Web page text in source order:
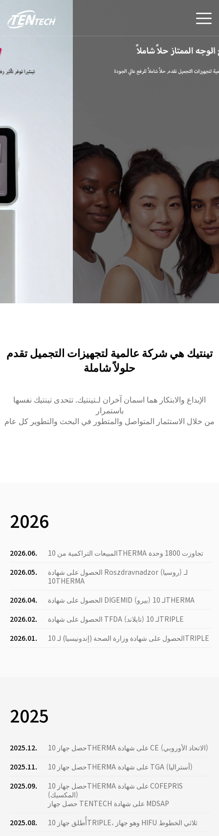
تينتيك هي شركة عالمية لتجهيزات التجميل تقدم
حلولاً شاملة
الإبداع والابتكار هما اسمان آخران لـتينتيك. تتحدى تينتيك نفسها
باستمرار
من خلال الاستثمار المتواصل والمتطور في البحث والتطوير كل عام
2026
2026.06.
المبيعات التراكمية من 10THERMA تجاوزت 1800 وحدة
2026.05.
الحصول على شهادة Roszdravnadzor (روسيا) لـ
10THERMA
2026.04.
الحصول على شهادة DIGEMID (بيرو) لـ 10THERMA
2026.02.
الحصول على شهادة TFDA (تايلاند) لـ 10TRIPLE
2026.01.
الحصول على شهادة وزارة الصحة (إندونيسيا) لـ 10TRIPLE
2025
2025.12.
حصل جهاز 10THERMA على شهادة CE (الاتحاد الأوروبي)
2025.11.
حصل جهاز 10THERMA على شهادة TGA (أستراليا)
2025.09.
حصل جهاز 10THERMA على شهادة COFEPRIS
(المكسيك)
حصل جهاز TENTECH على شهادة MDSAP
2025.08.
أُطلق جهاز 10TRIPLE، وهو جهاز HIFU ثلاثي الخطوط